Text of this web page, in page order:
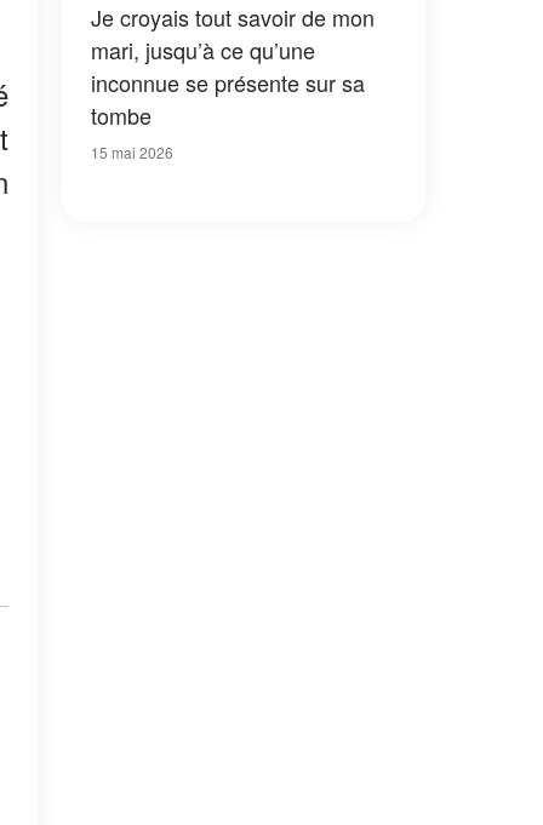
Je croyais tout savoir de mon
mari, jusqu’à ce qu’une
inconnue se présente sur sa
tombe
15 mai 2026